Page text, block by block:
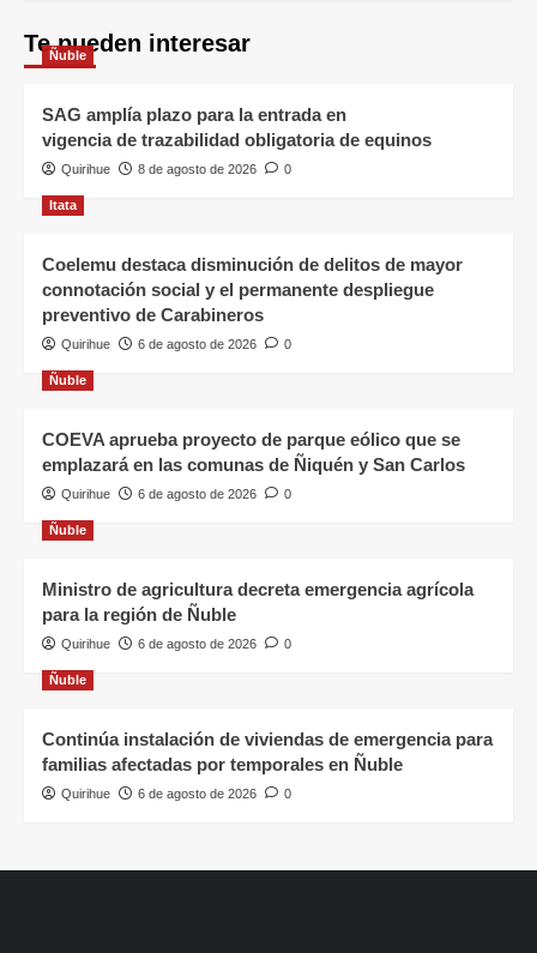
Te pueden interesar
Ñuble
SAG amplía plazo para la entrada en
vigencia de trazabilidad obligatoria de equinos
Quirihue 8 de agosto de 2026 0
Itata
Coelemu destaca disminución de delitos de mayor
connotación social y el permanente despliegue
preventivo de Carabineros
Quirihue 6 de agosto de 2026 0
Ñuble
COEVA aprueba proyecto de parque eólico que se
emplazará en las comunas de Ñiquén y San Carlos
Quirihue 6 de agosto de 2026 0
Ñuble
Ministro de agricultura decreta emergencia agrícola
para la región de Ñuble
Quirihue 6 de agosto de 2026 0
Ñuble
Continúa instalación de viviendas de emergencia para
familias afectadas por temporales en Ñuble
Quirihue 6 de agosto de 2026 0